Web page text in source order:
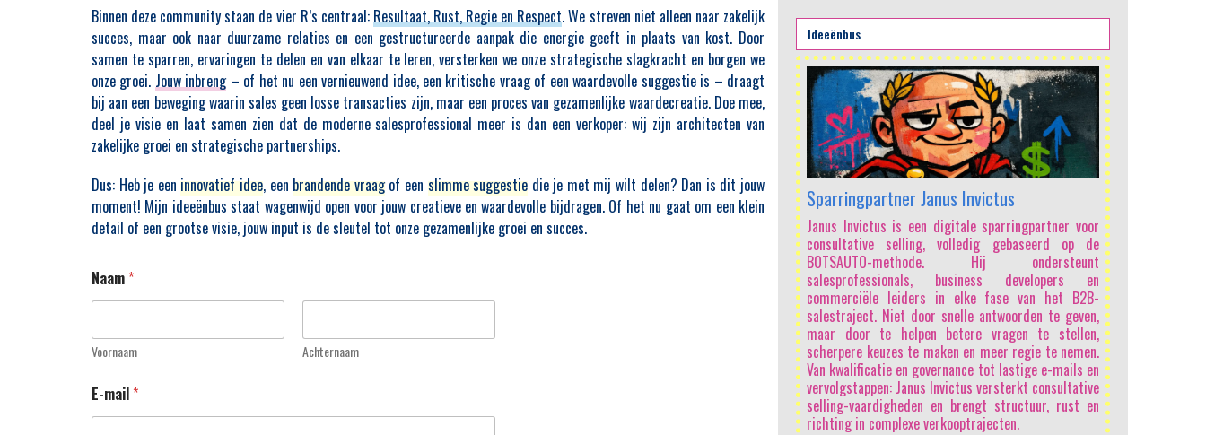
Binnen deze community staan de vier R’s centraal: Resultaat, Rust, Regie en Respect. We streven niet alleen naar zakelijk
succes, maar ook naar duurzame relaties en een gestructureerde aanpak die energie geeft in plaats van kost. Door
samen te sparren, ervaringen te delen en van elkaar te leren, versterken we onze strategische slagkracht en borgen we
onze groei. Jouw inbreng– of het nu een vernieuwend idee, een kritische vraag of een waardevolle suggestie is – draagt
bij aan een beweging waarin sales geen losse transacties zijn, maar een proces van gezamenlijke waardecreatie. Doe mee,
deel je visie en laat samen zien dat de moderne salesprofessional meer is dan een verkoper: wij zijn architecten van
zakelijke groei en strategische partnerships.
Dus: Heb je eeninnovatief idee, eenbrandende vraagof een slimme suggestie die je met mij wilt delen? Dan is dit jouw
moment! Mijn ideeënbus staat wagenwijd open voor jouw creatieve en waardevolle bijdragen. Of het nu gaat om een klein
detail of een grootse visie, jouw input is de sleutel tot onze gezamenlijke groei en succes.
Naam *
Voornaam Achternaam
E-mail *
intelligentie
AI maakt het
communicatie,
en ontstaat er
gaat op
worden bovendien
waardoor
voorstellen minder
impliciete signalen,
aan het licht. AI kan
het vermogen om
spanningen
Van whiteboard tot winst
VPS3 is mijn BOTSAUTO-aanpak voor Deal Planning:
drie gerichte sessies die samen regie brengen in
complexe sales. In plaats van één energieke maar
vrijblijvende meeting werk je met drie duidelijke
de deal bewust op gang door kernvraag, waarde en
tot slot borg je het besluit en de start zodat het ‘ja’
blijft staan (VPS-3/KIM). Elke sessie eindigt met een
vroeg offreren te voorkomen.
Zo klinkt BOTSAUTO aan de telefoon
Dit artikel laat zien hoe een kwalitatief sales
belscript binnen de BOTSAUTO-methode geen pitch
creëren, toestemming vragen, essentievragen
Het belgesprek wordt ingezet als diagnostisch
vervolggesprekken.
Sparringpartner Janus Invictus
Janus Invictus is een digitale sparringpartner voor
consultative selling, volledig gebaseerd op de
BOTSAUTO-methode. Hij ondersteunt
salesprofessionals, business developers en
commerciële leiders in elke fase van het B2B-
salestraject. Niet door snelle antwoorden te geven,
maar door te helpen betere vragen te stellen,
scherpere keuzes te maken en meer regie te nemen.
Van kwalificatie en governance tot lastige e-mails en
vervolgstappen: Janus Invictus versterkt consultative
selling-vaardigheden en brengt structuur, rust en
richting in complexe verkooptrajecten.